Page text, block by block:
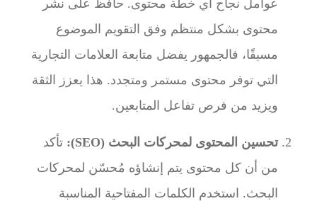
عوامل نجاح أي خطة محتوى. حافظ على نشر
محتوى بشكل منتظم وفق التقويم الموضوع
مسبقًا، فالجمهور يفضل متابعة العلامات التجارية
التي توفر محتوى مستمر ومتجدد. هذا يعزز الثقة
ويزيد من فرص تفاعل المتابعين.
تحسين المحتوى لمحركات البحث (SEO):
تأكد
من أن كل محتوى يتم إنشاؤه مُحسّن لمحركات
البحث. استخدم الكلمات المفتاحية المناسبة